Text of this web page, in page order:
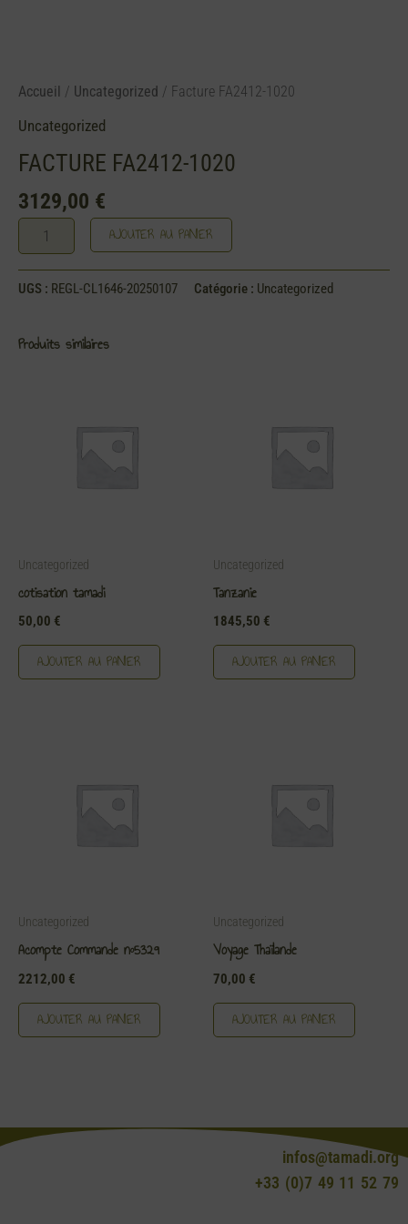
Accueil / Uncategorized / Facture FA2412-1020
Uncategorized
FACTURE FA2412-1020
3129,00 €
AJOUTER AU PANIER
UGS : REGL-CL1646-20250107 Catégorie : Uncategorized
Produits similaires
Uncategorized
cotisation tamadi
50,00 €
AJOUTER AU PANIER
Uncategorized
Tanzanie
1845,50 €
AJOUTER AU PANIER
Uncategorized
Acompte Commande n°5329
2212,00 €
AJOUTER AU PANIER
Uncategorized
Voyage Thaïlande
70,00 €
AJOUTER AU PANIER
infos@tamadi.org
+33 (0)7 49 11 52 79